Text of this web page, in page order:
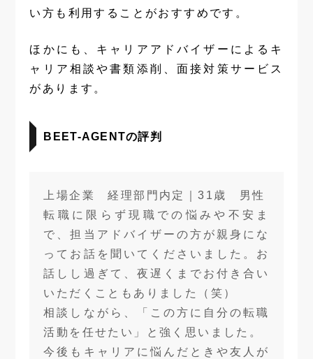
い方も利用することがおすすめです。
ほかにも、キャリアアドバイザーによるキ
ャリア相談や書類添削、面接対策サービス
があります。
BEET-AGENTの評判
上場企業 経理部門内定｜31歳 男性
転職に限らず現職での悩みや不安ま
で、担当アドバイザーの方が親身にな
ってお話を聞いてくださいました。お
話しし過ぎて、夜遅くまでお付き合い
いただくこともありました（笑）
相談しながら、「この方に自分の転職
活動を任せたい」と強く思いました。
今後もキャリアに悩んだときや友人が